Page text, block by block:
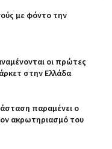
με φόντο την
οι πρώτες
στην Ελλάδα
παραμένει ο
ακρωτηριασμό του